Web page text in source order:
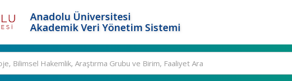
Anadolu Üniversitesi
Akademik Veri Yönetim Sistemi